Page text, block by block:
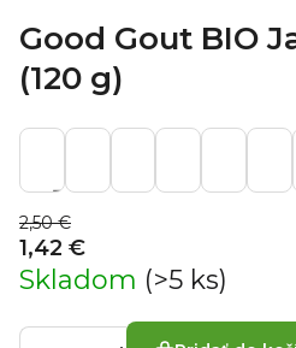
Good Gout BIO
(120 g)
2,50 €
1,42 €
Skladom (>5 ks)